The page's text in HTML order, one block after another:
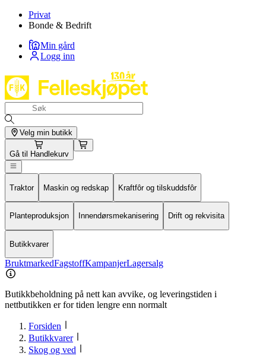
Privat
Bonde & Bedrift
Min gård
Logg inn
Velg min butikk
Gå til Handlekurv
Traktor Maskin og redskap Kraftfôr og tilskuddsfôr
Planteproduksjon Innendørsmekanisering Drift og rekvisita
Butikkvarer
BruktmarkedFagstoffKampanjerLagersalg
Butikkbeholdning på nett kan avvike, og leveringstiden i
nettbutikken er for tiden lengre enn normalt
Forsiden
Butikkvarer
Skog og ved